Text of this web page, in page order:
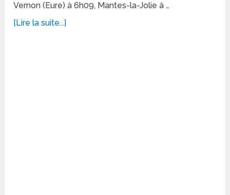
Vernon (Eure) à 6h09, Mantes-la-Jolie à …
[Lire la suite...]